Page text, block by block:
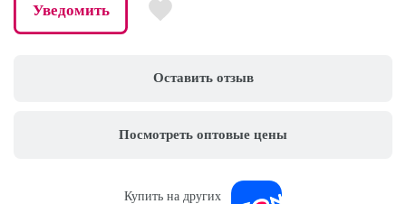
Оставить отзыв
Посмотреть оптовые цены
Купить на других
Уведомить